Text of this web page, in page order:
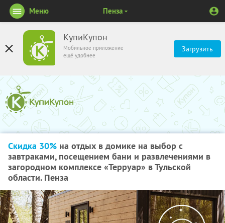
КупиКупон
Мобильное приложение
ещё удобнее
Загрузить
Меню Пенза
Скидка 30% на отдых в домике на выбор с
завтраками, посещением бани и развлечениями в
загородном комплексе «Терруар» в Тульской
области. Пенза